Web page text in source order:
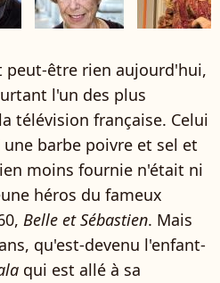
peut-être rien aujourd'hui,
l'un des plus
télévision française. Celui
barbe poivre et sel et
moins fournie n'était ni
héros du fameux
Belle et Sébastien. Mais
qu'est-devenu l'enfant-
qui est allé à sa